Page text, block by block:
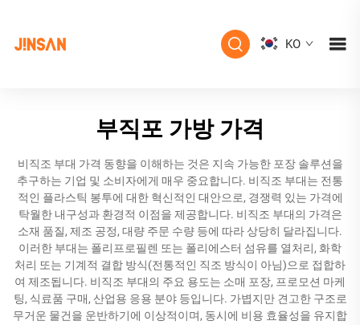
KO
부직포 가방 가격
비직조 부대 가격 동향을 이해하는 것은 지속 가능한 포장 솔루션을
추구하는 기업 및 소비자에게 매우 중요합니다. 비직조 부대는 전통
적인 플라스틱 봉투에 대한 혁신적인 대안으로, 경쟁력 있는 가격에
탁월한 내구성과 환경적 이점을 제공합니다. 비직조 부대의 가격은
소재 품질, 제조 공정, 대량 주문 수량 등에 따라 상당히 달라집니다.
이러한 부대는 폴리프로필렌 또는 폴리에스터 섬유를 열처리, 화학
처리 또는 기계적 결합 방식(전통적인 직조 방식이 아님)으로 접합하
여 제조됩니다. 비직조 부대의 주요 용도는 소매 포장, 프로모션 마케
팅, 식료품 구매, 산업용 응용 분야 등입니다. 가볍지만 견고한 구조로
무거운 물건을 운반하기에 이상적이며, 동시에 비용 효율성을 유지합